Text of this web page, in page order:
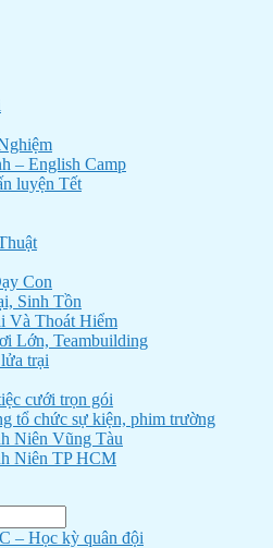
– English Camp
luyện Tết
Con
Sinh Tồn
Và Thoát Hiểm
Lớn, Teambuilding
trại
cưới trọn gói
tổ chức sự kiện, phim trường
Niên Vũng Tàu
Niên TP HCM
– Học kỳ quân đội